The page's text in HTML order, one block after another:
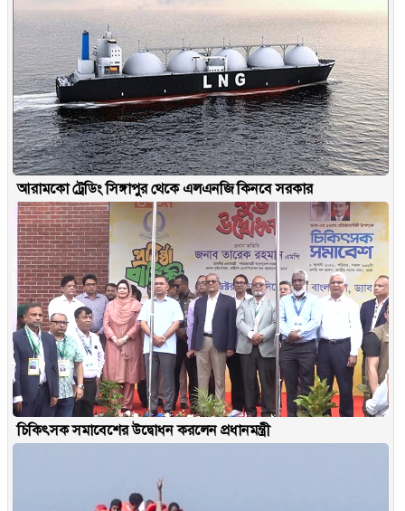
আরামকো ট্রেডিং সিঙ্গাপুর থেকে এলএনজি কিনবে সরকার
চিকিৎসক সমাবেশের উদ্বোধন করলেন প্রধানমন্ত্রী